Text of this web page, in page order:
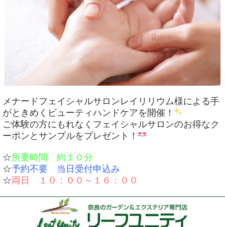
メナードフェイシャルサロンレイリリウム様による手
がときめくビューティハンドケアを開催！
ご体験の方にもれなくフェイシャルサロンのお得なク
ーポンとサンプルをプレゼント！
☆所要時間 約１０分
☆予約不要 当日受付申込み
☆両日 １０：００～１６：００